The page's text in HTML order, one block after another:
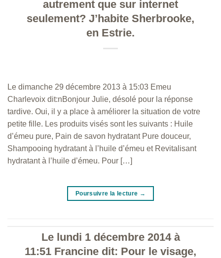
autrement que sur internet
seulement? J’habite Sherbrooke,
en Estrie.
Le dimanche 29 décembre 2013 à 15:03 Emeu
Charlevoix dit:nBonjour Julie, désolé pour la réponse
tardive. Oui, il y a place à améliorer la situation de votre
petite fille. Les produits visés sont les suivants : Huile
d’émeu pure, Pain de savon hydratant Pure douceur,
Shampooing hydratant à l’huile d’émeu et Revitalisant
hydratant à l’huile d’émeu. Pour […]
Poursuivre la lecture →
Le lundi 1 décembre 2014 à
11:51 Francine dit: Pour le visage,